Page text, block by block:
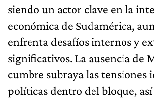
siendo un actor clave en la
económica de Sudamérica,
enfrenta desafíos internos y
significativos. La ausencia de
cumbre subraya las tensiones
políticas dentro del bloque,